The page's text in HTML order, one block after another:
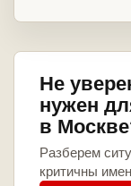
Не
нужен
в
Разберем
критичны